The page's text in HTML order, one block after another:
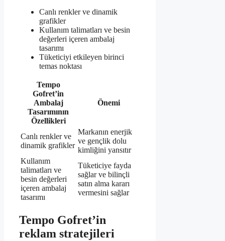
Canlı renkler ve dinamik
grafikler
Kullanım talimatları ve besin
değerleri içeren ambalaj
tasarımı
Tüketiciyi etkileyen birinci
temas noktası
Tempo
Gofret’in
Ambalaj
Tasarımının
Özellikleri
Önemi
Canlı renkler ve
dinamik grafikler
Markanın enerjik
ve gençlik dolu
kimliğini yansıtır
Kullanım
talimatları ve
besin değerleri
içeren ambalaj
tasarımı
Tüketiciye fayda
sağlar ve bilinçli
satın alma kararı
vermesini sağlar
Tempo Gofret’in
reklam stratejileri